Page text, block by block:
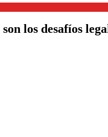
los desafíos